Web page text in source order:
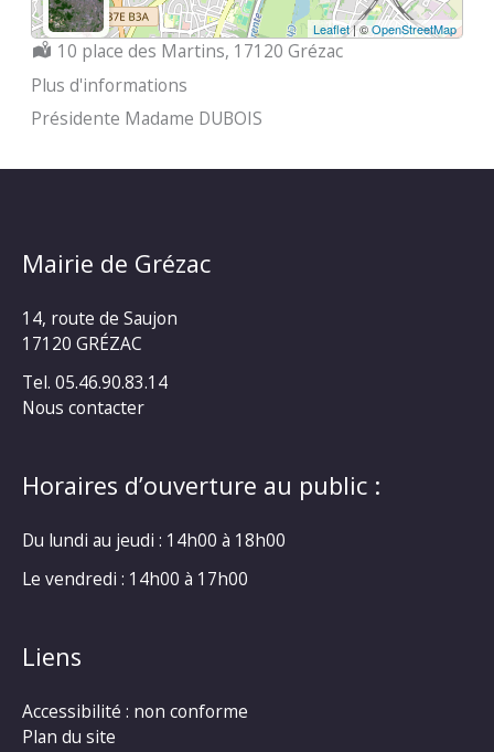
Leaflet| ©OpenStreetMap
Localisation :
10 place des Martins, 17120 Grézac
Plus d'informations
Présidente Madame DUBOIS
Mairie de Grézac
14, route de Saujon
17120 GRÉZAC
Tel. 05.46.90.83.14
Nous contacter
Horaires d’ouverture au public :
Du lundi au jeudi : 14h00 à 18h00
Le vendredi : 14h00 à 17h00
Liens
Accessibilité : non conforme
Plan du site